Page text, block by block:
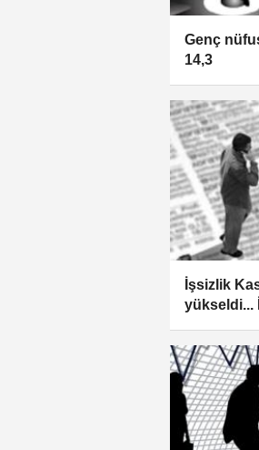
Genç
14,3
İşsizlik
yükseldi...